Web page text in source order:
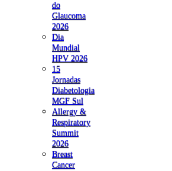
do
Glaucoma
2026
Dia
Mundial
HPV 2026
15
Jornadas
Diabetologia
MGF Sul
Allergy &
Respiratory
Summit
2026
Breast
Cancer